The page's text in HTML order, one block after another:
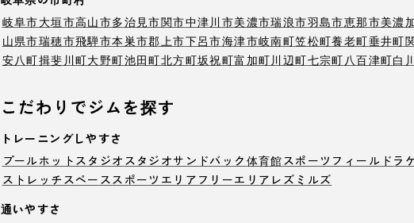
岐阜市大垣市高山市多治見市関市中津川市美濃市瑞浪市羽島市恵那市美濃
山県市瑞穂市飛騨市本巣市郡上市下呂市海津市岐南町笠松町養老町垂井町
安八町揖斐川町大野町池田町北方町坂祝町富加町川辺町七宗町 八百津町白
こだわりでジムを探す
トレーニングしやすさ
プールホットスタジオ スタジオサンドバック 体育館スポーツフィールド ラ
ストレッチスペーススポーツエリア フリーエリア レズミルズ
通いやすさ